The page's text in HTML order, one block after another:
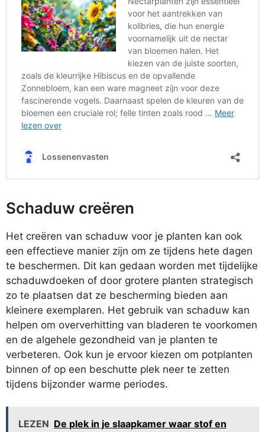
Schaduw creëren
Het creëren van schaduw voor je planten kan ook
een effectieve manier zijn om ze tijdens hete dagen
te beschermen. Dit kan gedaan worden met tijdelijke
schaduwdoeken of door grotere planten strategisch
zo te plaatsen dat ze bescherming bieden aan
kleinere exemplaren. Het gebruik van schaduw kan
helpen om oververhitting van bladeren te voorkomen
en de algehele gezondheid van je planten te
verbeteren. Ook kun je ervoor kiezen om potplanten
binnen of op een beschutte plek neer te zetten
tijdens bijzonder warme periodes.
LEZEN De plek in je slaapkamer waar stof en